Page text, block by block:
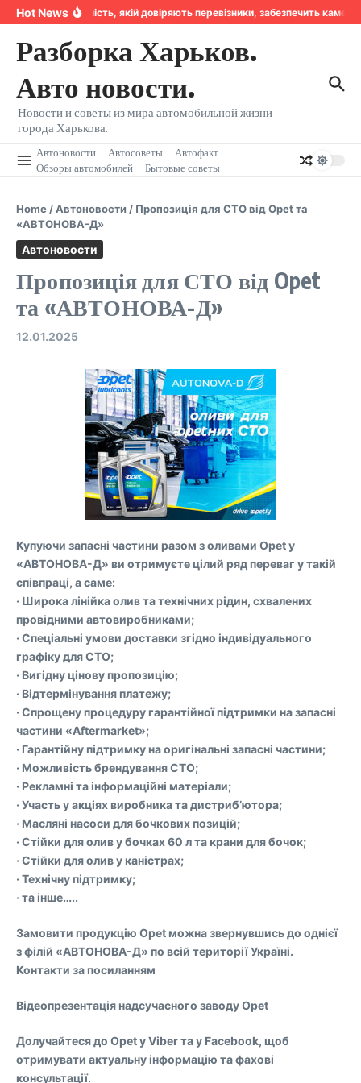
Перейти к содержанию
Hot NewsНадійність, якій довіряють перевізники, забезпечить
Разборка Харьков.
Авто новости.
Новости и советы из мира автомобильной жизни
города Харькова.
Автоновости Автосоветы
Автофакт
Обзоры автомобилей
Бытовые советы
Home /Автоновости / Пропозиція для СТО від Opet та
«АВТОНОВА-Д»
Автоновости
Пропозиція для СТО від Opet
та «АВТОНОВА-Д»
12.01.2025
Купуючи запасні частини разом з оливами Opet у
«АВТОНОВА-Д» ви отримуєте цілий ряд переваг у такій
співпраці, а саме:
· Широка лінійка олив та технічних рідин, схвалених
провідними автовиробниками;
· Спеціальні умови доставки згідно індивідуального
графіку для СТО;
· Вигідну цінову пропозицію;
· Відтермінування платежу;
· Спрощену процедуру гарантійної підтримки на запасні
частини «Aftermarket»;
· Гарантійну підтримку на оригінальні запасні частини;
· Можливість брендування СТО;
· Рекламні та інформаційні матеріали;
· Участь у акціях виробника та дистриб’ютора;
· Масляні насоси для бочкових позицій;
· Стійки для олив у бочках 60 л та крани для бочок;
· Стійки для олив у каністрах;
· Технічну підтримку;
· та інше…..
Замовити продукцію Opet можна звернувшись до однієї
з філій «АВТОНОВА-Д» по всій території Україні.
Контакти за посиланням
Відеопрезентація надсучасного заводу Opet
Долучайтеся до Opet у Viber та у Facebook, щоб
отримувати актуальну інформацію та фахові
консультації.